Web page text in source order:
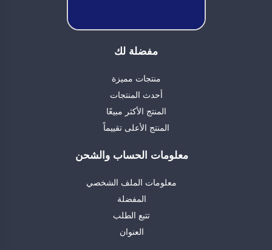
مفضلة لك
منتجات مميزة
أحدث المنتجات
المنتج الأكثر مبيعًا
المنتج الأعلى تقييماً
معلومات الحساب والشحن
معلومات الملف الشخصي
المفضلة
تتبع الطلب
العنوان